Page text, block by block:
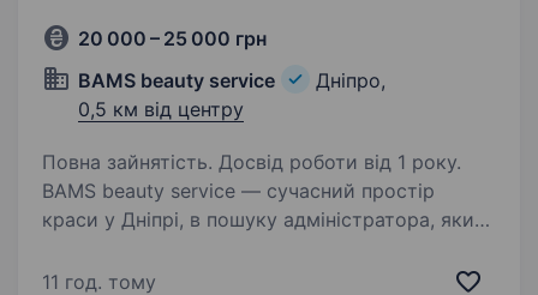
20 000 – 25 000 грн
BAMS beauty service
Дніпро,
0,5 км від центру
Повна зайнятість. Досвід роботи від 1 року.
BAMS beauty service — сучасний простір
краси у Дніпрі, в пошуку адміністратора, який
організовувати процеси та хоче розвиватися
11 год. тому